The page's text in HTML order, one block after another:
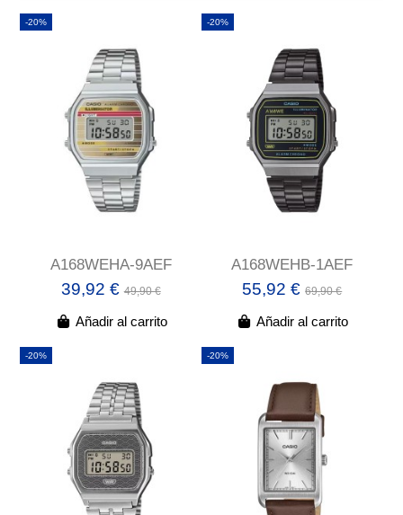
-20%
A168WEHA-9AEF
39,92 €49,90 €
Añadir al carrito
-20%
A168WEHB-1AEF
55,92 €69,90 €
Añadir al carrito
-20% -20%